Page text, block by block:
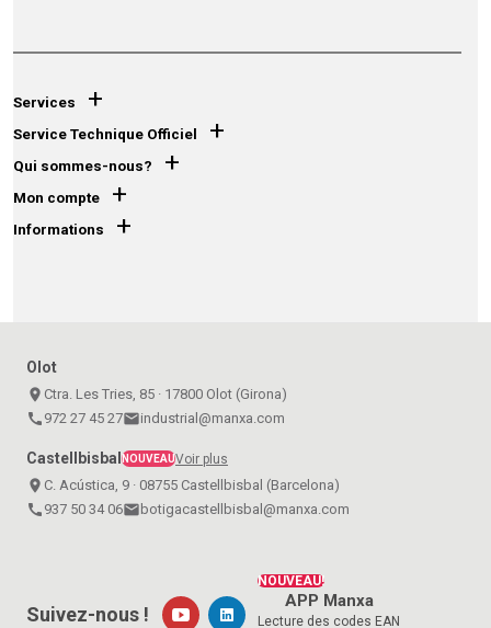
Services +
Service Technique Officiel +
Qui sommes-nous? +
Mon compte +
Informations +
Olot
place Ctra. Les Tries, 85 · 17800 Olot (Girona)
call 972 27 45 27emailindustrial@manxa.com
Castellbisbal NOUVEAUVoir plus
place C. Acústica, 9 · 08755 Castellbisbal (Barcelona)
call 937 50 34 06email botigacastellbisbal@manxa.com
NOUVEAU!
APP Manxa
Lecture des codes EAN
Suivez-nous !